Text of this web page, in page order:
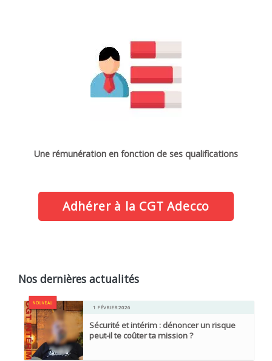
Une rémunération en fonction de ses qualifications
Adhérer à la CGT Adecco
Nos dernières actualités
NOUVEAU
1 FÉVRIER 2026
Sécurité et intérim : dénoncer un risque
peut-il te coûter ta mission ?